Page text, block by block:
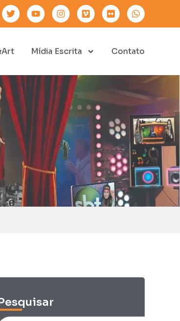
Mídia Escrita Contato